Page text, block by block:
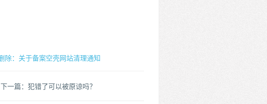
除：关于备案空壳网站清理通知
下一篇： 犯错了可以被原谅吗？